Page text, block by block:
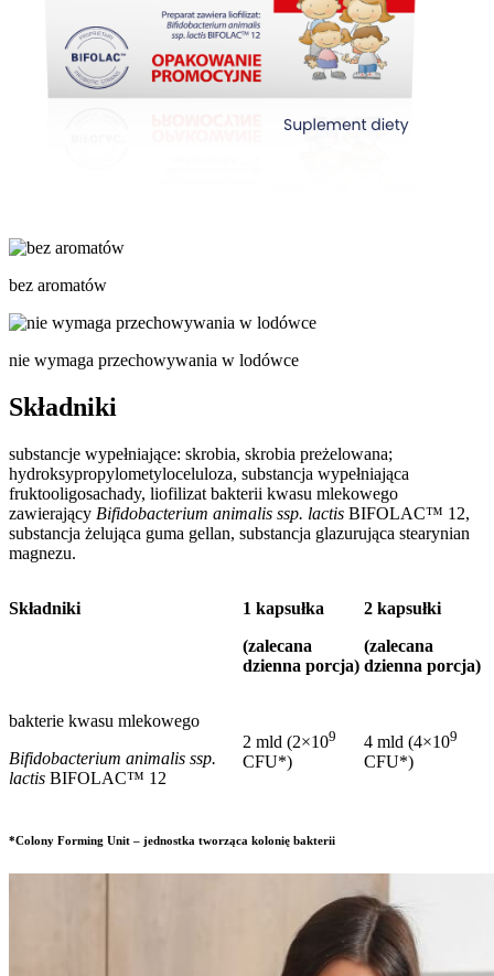
bez aromatów
nie wymaga przechowywania w lodówce
Składniki
substancje wypełniające: skrobia, skrobia preżelowana;
hydroksypropylometyloceluloza, substancja wypełniająca
fruktooligosachady, liofilizat bakterii kwasu mlekowego
zawierający Bifidobacterium animalis ssp. lactis BIFOLAC™ 12,
substancja żelująca guma gellan, substancja glazurująca stearynian
magnezu.
Składniki
1 kapsułka
(zalecana
dzienna porcja)
2 kapsułki
(zalecana
dzienna porcja)
bakterie kwasu mlekowego
Bifidobacterium animalis ssp.
lactis BIFOLAC™ 12
2 mld (2×109
CFU*)
4 mld (4×109
CFU*)
*Colony Forming Unit – jednostka tworząca kolonię bakterii